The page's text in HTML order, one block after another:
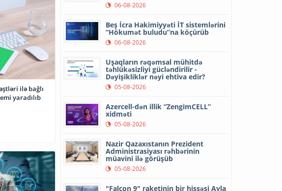
ilə bağlı
yaradılıb
06-08-2026
Beş İcra Hakimiyyəti İT sistemlərini
“Hökumət buludu”na köçürüb
06-08-2026
Uşaqların rəqəmsal mühitdə
təhlükəsizliyi gücləndirilir -
Dəyişikliklər nəyi ehtiva edir?
05-08-2026
Azercell-dən illik “ZengimCELL”
xidməti
05-08-2026
Nazir Qazaxıstanın Prezident
Administrasiyası rəhbərinin
müavini ilə görüşüb
05-08-2026
"Falcon 9" raketinin bir hissəsi Ayla